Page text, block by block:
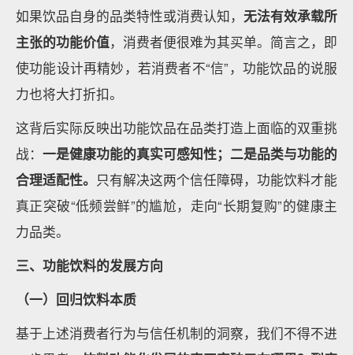
如果饮品自身的品类特性或消费认知， 无法有效承载所
主张的功能价值，消费者便很难为其买单。简言之，即
使功能设计再精妙，若消费者不“信”，功能饮品的说服
力也将大打折扣。
这背后实际反映出功能饮品在品类打造上面临的双重挑
战： 一是健康功能的真实可感知性；二是品类与功能的
合理适配性。 只有解决这两个信任障碍，功能饮料才能
真正突破“低频尝鲜”的尴尬，走向“长期复购”的健康主
力品类。
三、功能饮料的发展方向
（一）回归饮料本质
基于上述消费者行为与信任机制的洞察，我们不得不进